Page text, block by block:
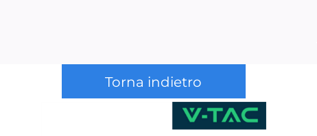
Torna indietro